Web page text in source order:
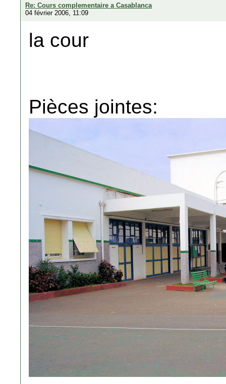
Re: Cours complementaire a Casablanca
04 février 2006, 11:09
la cour
Pièces jointes: